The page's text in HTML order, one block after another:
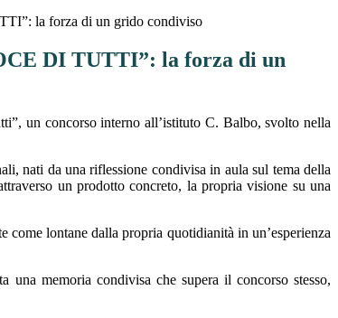
la forza di un grido condiviso
DI TUTTI”: la forza di un
un concorso interno all’istituto C. Balbo, svolto nella
nati da una riflessione condivisa in aula sul tema della
un prodotto concreto, la propria visione su una
come lontane dalla propria quotidianità in un’esperienza
memoria condivisa che supera il concorso stesso,